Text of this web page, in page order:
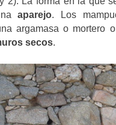
aparejo. Los
argamasa o mortero
secos.